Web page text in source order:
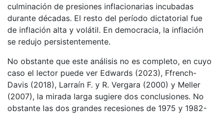
culminación de presiones inflacionarias incubadas
durante décadas. El resto del período dictatorial fue
de inflación alta y volátil. En democracia, la inflación
se redujo persistentemente.
No obstante que este análisis no es completo, en cuyo
caso el lector puede ver Edwards (2023), Ffrench-
Davis (2018), Larraín F. y R. Vergara (2000) y Meller
(2007), la mirada larga sugiere dos conclusiones. No
obstante las dos grandes recesiones de 1975 y 1982-